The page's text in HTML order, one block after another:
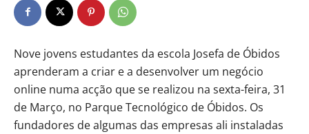
Nove jovens estudantes da escola Josefa de Óbidos
aprenderam a criar e a desenvolver um negócio
online numa acção que se realizou na sexta-feira, 31
de Março, no Parque Tecnológico de Óbidos. Os
fundadores de algumas das empresas ali instaladas